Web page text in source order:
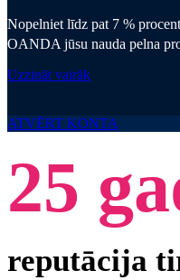
Nopelniet līdz pat 7 %
OANDA jūsu nauda pelna
Uzzināt vairāk
ATVĒRT KONTA
25
reputācija